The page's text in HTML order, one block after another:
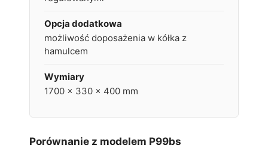
Opcja dodatkowa
możliwość doposażenia w kółka z
hamulcem
Wymiary
1700 x 330 x 400 mm
Porównanie z modelem P99bs